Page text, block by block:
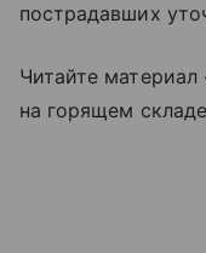
пострадавших
Читайте
на горящем